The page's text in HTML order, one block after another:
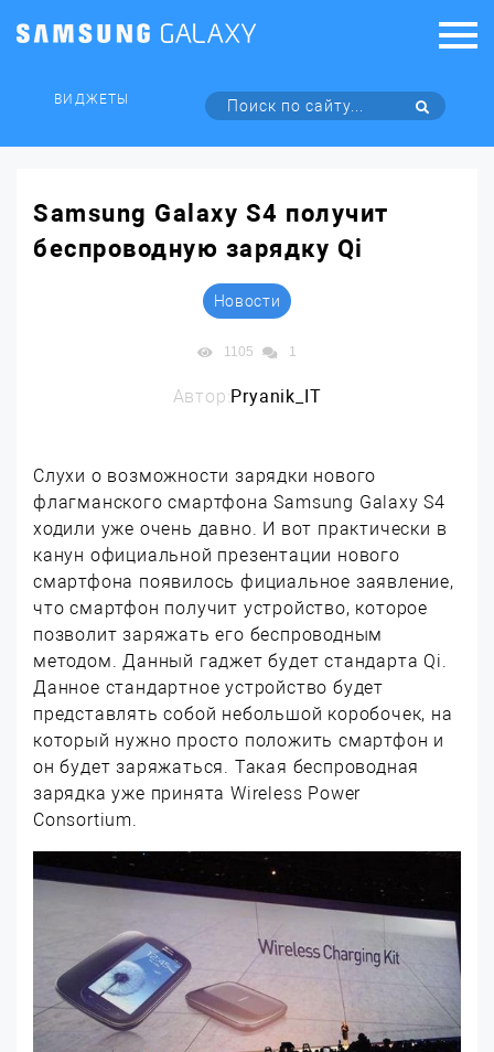
ВИДЖЕТЫ
Samsung Galaxy S4 получит
беспроводную зарядку Qi
Новости
1105 1
Автор:Pryanik_IT
Слухи о возможности зарядки нового
флагманского смартфона Samsung Galaxy S4
ходили уже очень давно. И вот практически в
канун официальной презентации нового
смартфона появилось фициальное заявление,
что смартфон получит устройство, которое
позволит заряжать его беспроводным
методом. Данный гаджет будет стандарта Qi.
Данное стандартное устройство будет
представлять собой небольшой коробочек, на
который нужно просто положить смартфон и
он будет заряжаться. Такая беспроводная
зарядка уже принята Wireless Power
Consortium.